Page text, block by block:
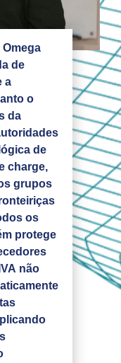
de
a
o
da
de
charge,
grupos
os
protege
não